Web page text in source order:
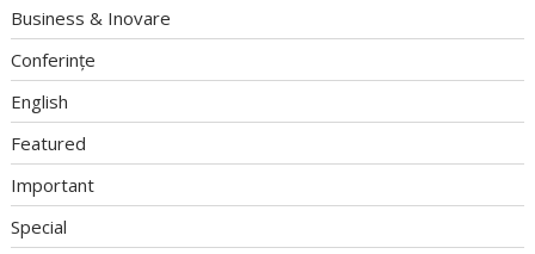
Business & Inovare
Conferințe
English
Featured
Important
Special